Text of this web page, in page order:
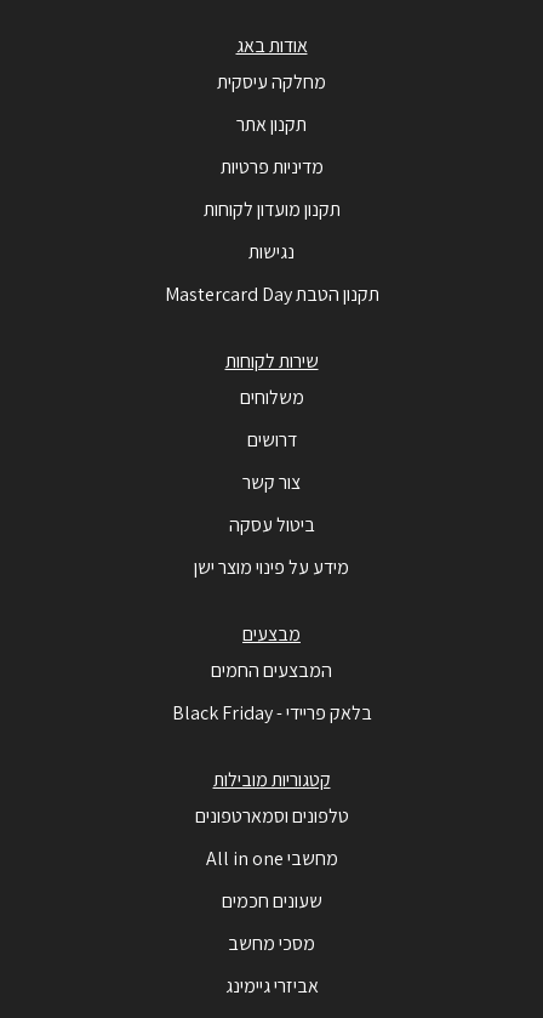
אודות באג
מחלקה עיסקית
תקנון אתר
מדיניות פרטיות
תקנון מועדון לקוחות
נגישות
תקנון הטבת Mastercard Day
שירות לקוחות
משלוחים
דרושים
צור קשר
ביטול עסקה
מידע על פינוי מוצר ישן
מבצעים
המבצעים החמים
בלאק פריידי - Black Friday
קטגוריות מובילות
טלפונים וסמארטפונים
מחשבי All in one
שעונים חכמים
מסכי מחשב
אביזרי גיימינג